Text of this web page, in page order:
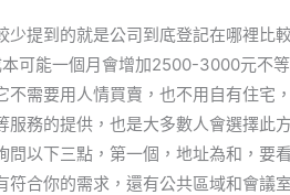
少提到的就是公司到底登記在哪裡比
可能一個月會增加2500-3000元不
不需要用人情買賣，也不用自有住宅
服務的提供，也是大多數人會選擇此
問以下三點，第一個，地址為和，要
符合你的需求，還有公共區域和會議